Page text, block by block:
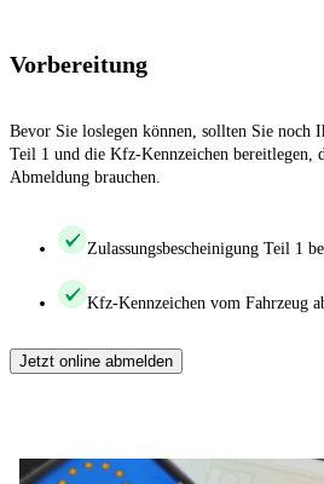
Vorbereitung
Bevor Sie loslegen können, sollten Sie noch
Teil 1 und die Kfz-Kennzeichen bereitlegen,
Abmeldung brauchen.
Zulassungsbescheinigung Teil 1
Kfz-Kennzeichen vom Fahrzeug
Jetzt online abmelden